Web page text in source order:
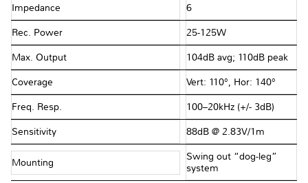
Impedance 6Ω
Rec. Power 25-125W
Max. Output 104dB avg; 110dB peak
Coverage Vert: 110°, Hor: 140°
Freq. Resp. 100–20kHz (+/- 3dB)
Sensitivity 88dB @ 2.83V/1m
Mounting
Swing out “dog-leg”
system